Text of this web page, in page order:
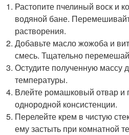
Растопите пчелиный воск и
водяной бане.
растворения.
Добавьте масло жожоба и
смесь. Тщательно
Остудите полученную массу
температуры.
Влейте ромашковый отвар и
однородной консистенции.
Перелейте крем в чистую
ему застыть при комнатной